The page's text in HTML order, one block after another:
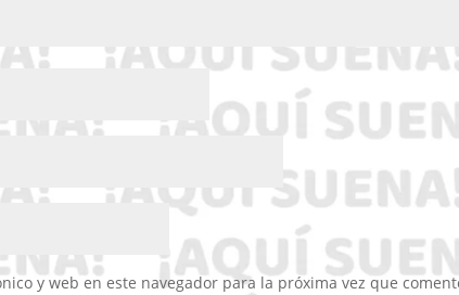
y web en este navegador para la próxima vez que